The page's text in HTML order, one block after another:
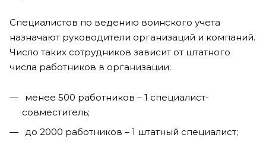
Специалистов по ведению воинского учета
назначают руководители организаций и компаний.
Число таких сотрудников зависит от штатного
числа работников в организации:
менее 500 работников – 1 специалист-
совместитель;
до 2000 работников – 1 штатный специалист;